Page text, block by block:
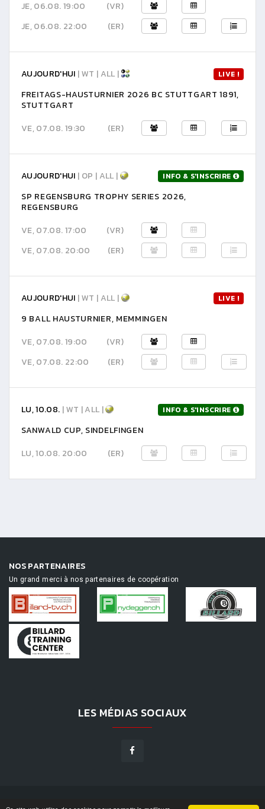
JE, 06.08. 19:00
(VR)
JE, 06.08. 22:00
(ER)
AUJOURD'HUI | WT | ALL | LIVE !
FREITAGS-HAUSTURNIER 2026 BC STUTTGART 1891,
STUTTGART
VE, 07.08. 19:30
(ER)
AUJOURD'HUI | OP | ALL | INFO & S'INSCRIRE
SP REGENSBURG TROPHY SERIES 2026,
REGENSBURG
VE, 07.08. 17:00
(VR)
VE, 07.08. 20:00
(ER)
AUJOURD'HUI | WT | ALL | LIVE !
9 BALL HAUSTURNIER, MEMMINGEN
VE, 07.08. 19:00
(VR)
VE, 07.08. 22:00
(ER)
LU, 10.08. | WT | ALL | INFO & S'INSCRIRE
SANWALD CUP, SINDELFINGEN
LU, 10.08. 20:00
(ER)
NOS PARTENAIRES
Un grand merci à nos partenaires de coopération
LES MÉDIAS SOCIAUX
NOS CONDITIONS